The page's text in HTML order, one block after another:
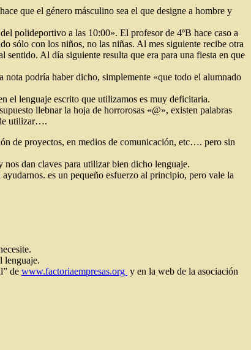
que el género másculino sea el que designe a hombre y
polideportivo a las 10:00». El profesor de 4ºB hace caso a
sólo con los niños, no las niñas. Al mes siguiente recibe otra
sentido. Al día siguiente resulta que era para una fiesta en que
podría haber dicho, simplemente «que todo el alumnado
el lenguaje escrito que utilizamos es muy deficitaria.
llebnar la hoja de horrorosas «@», existen palabras
utilizar….
de proyectos, en medios de comunicación, etc…. pero sin
nos dan claves para utilizar bien dicho lenguaje.
es un pequeño esfuerzo al principio, pero vale la
lenguaje.
de www.factoriaempresas.org y en la web de la asociación